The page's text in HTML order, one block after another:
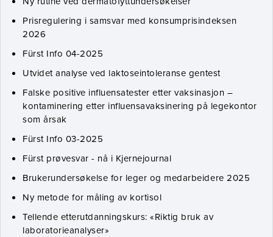
Prisregulering i samsvar med konsumprisindeksen
2026
Fürst Info 04-2025
Utvidet analyse ved laktoseintoleranse gentest
Falske positive influensatester etter vaksinasjon –
kontaminering etter influensavaksinering på legekontor
som årsak
Fürst Info 03-2025
Fürst prøvesvar - nå i Kjernejournal
Brukerundersøkelse for leger og medarbeidere 2025
Ny metode for måling av kortisol
Tellende etterutdanningskurs: «Riktig bruk av
laboratorieanalyser»